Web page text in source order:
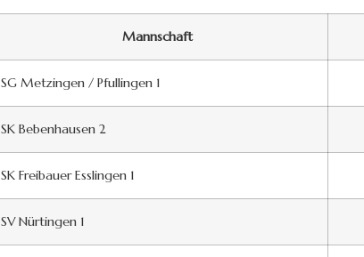
Mannschaft
SG Metzingen / Pfullingen 1
SK Bebenhausen 2
SK Freibauer Esslingen 1
SV Nürtingen 1